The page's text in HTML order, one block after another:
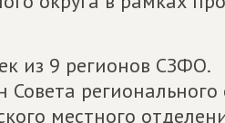
из 9 регионов СЗФО.
Совета
местного